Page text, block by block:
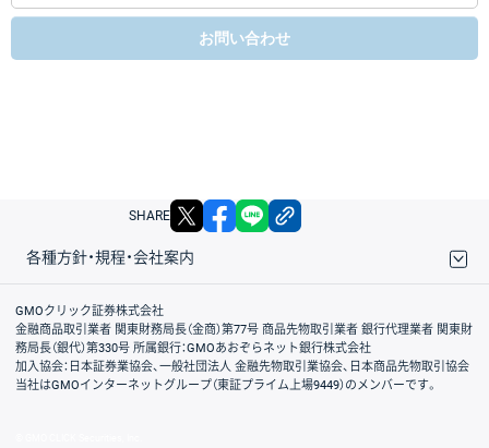
お問い合わせ
SHARE X facebook
各種方針・規程・会社案内
取引規程・約款
サイトマップ
その他のご案内
個人情報保護方針
最良執行方針
サイトのご利用について
ディスクレイマー
信託保全
リスク説明
会社案内
GMOクリック証券株式会社
金融商品取引業者 関東財務局長（金商）第77号 商品先物取引業者 銀行代理業者 関東財
務局長（銀代）第330号 所属銀行：GMOあおぞらネット銀行株式会社
加入協会：日本証券業協会、一般社団法人 金融先物取引業協会、日本商品先物取引協会
当社はGMOインターネットグループ（東証プライム上場9449）のメンバーです。